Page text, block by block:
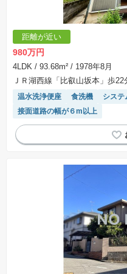
負契約が成立しない場合、土地売買契約は
手付金など）は名目のいかんに関わらず、
※課税対象物件の「価格」や「費用等」は
※「本体価格」とは、課税対象物件におい
合計額を指します。
表示されておりません。
※取引にかかる費用：物件の契約手続き、
不動産会社によって表記有無が異なるため
いたします。
場合があります。
距離が近い
980万円
4LDK / 93.68m² / 1978年8月
ＪＲ湖西線「比叡山坂本」歩22
温水洗浄便座 食洗機 システ
接面道路の幅が６m以上